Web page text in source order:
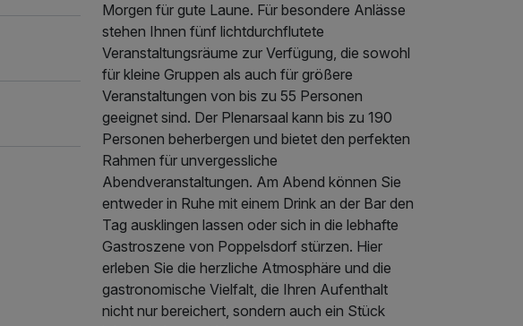
Morgen für gute Laune. Für besondere Anlässe
stehen Ihnen fünf lichtdurchflutete
Veranstaltungsräume zur Verfügung, die sowohl
für kleine Gruppen als auch für größere
Veranstaltungen von bis zu 55 Personen
geeignet sind. Der Plenarsaal kann bis zu 190
Personen beherbergen und bietet den perfekten
Rahmen für unvergessliche
Abendveranstaltungen. Am Abend können Sie
entweder in Ruhe mit einem Drink an der Bar den
Tag ausklingen lassen oder sich in die lebhafte
Gastroszene von Poppelsdorf stürzen. Hier
erleben Sie die herzliche Atmosphäre und die
gastronomische Vielfalt, die Ihren Aufenthalt
nicht nur bereichert, sondern auch ein Stück